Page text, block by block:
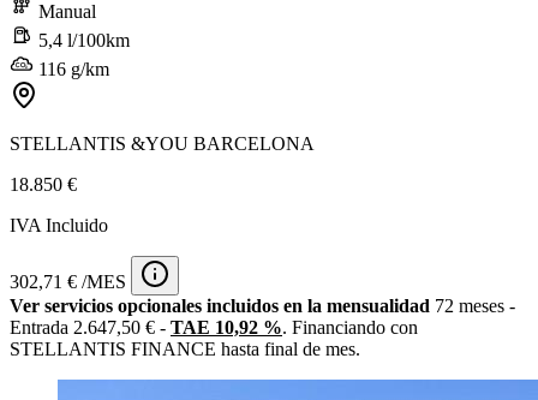
Manual
5,4 l/100km
116 g/km
STELLANTIS &YOU BARCELONA
18.850 €
IVA Incluido
302,71 € /MES
Ver servicios opcionales incluidos en la mensualidad 72 meses -
Entrada 2.647,50 € - TAE 10,92 %. Financiando con
STELLANTIS FINANCE hasta final de mes.